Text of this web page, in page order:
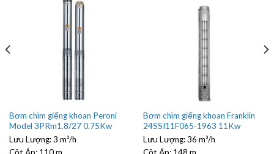
Bơm chìm giếng khoan Peroni
Model 3PRm1.8/27 0.75Kw
Lưu Lượng:3 m³/h
Bơm chìm giếng khoan Franklin
24SSI11F065-1963 11Kw
Lưu Lượng:36 m³/h